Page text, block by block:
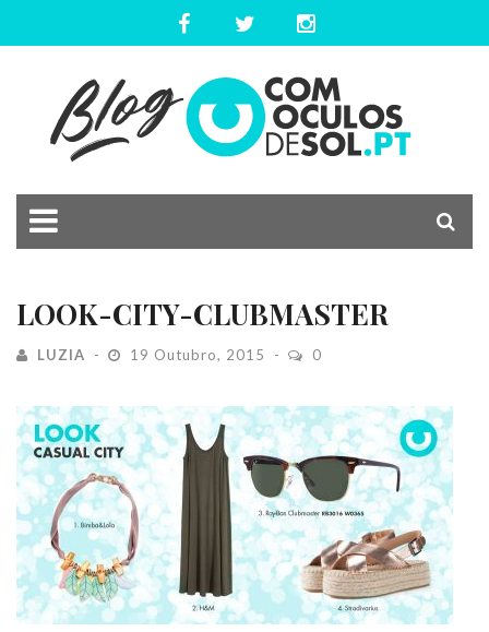
LOOK-CITY-CLUBMASTER
LUZIA 19 Outubro, 2015 0